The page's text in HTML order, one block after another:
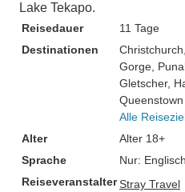
Lake Tekapo.
Reisedauer
11 Tage
Destinationen
Christchurch
Gorge ,
Gletscher,
Queenstown
Alle
Alter
Alter 18+
Sprache
Nur: Englisch
ReiseveranstalterStray Travel